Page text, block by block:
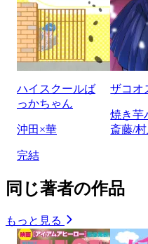
ハイスクールば
っかちゃん
沖田×華
完結
ザコオ
焼き芋
斎藤/
同じ著者の作品
もっと見る